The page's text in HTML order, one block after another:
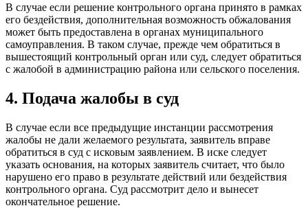
В случае если решение контрольного органа принято в рамках
его бездействия, дополнительная возможность обжалования
может быть предоставлена в органах муниципального
самоуправления. В таком случае, прежде чем обратиться в
вышестоящий контрольный орган или суд, следует обратиться
с жалобой в администрацию района или сельского поселения.
4. Подача жалобы в суд
В случае если все предыдущие инстанции рассмотрения
жалобы не дали желаемого результата, заявитель вправе
обратиться в суд с исковым заявлением. В иске следует
указать основания, на которых заявитель считает, что было
нарушено его право в результате действий или бездействия
контрольного органа. Суд рассмотрит дело и вынесет
окончательное решение.